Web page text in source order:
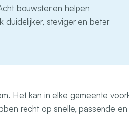
bouwstenen helpen
duidelijker, steviger en beter
Het kan in elke gemeente
recht op snelle, passende